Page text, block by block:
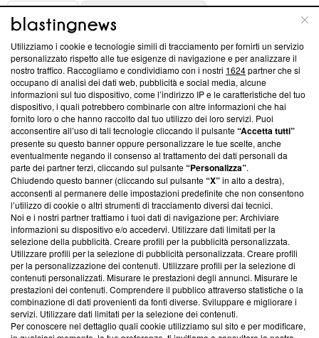
ABOUT
Questa sezione offre informazioni trasparenti su Blasting
News, sui nostri processi editoriali e su come ci impegniamo a
creare news di qualità. Inoltre, afferma la nostra aderenza a
‘Trust Project - News with Integrity’Blasting News non è
ancora membro del programma, ma ha richiesto di farne
parte; Trust Project non ha ancora effettuato una verifica di
conformità agli standard.
Su di noi
Team editoriale
Corporate
Redazione
Informativa Privacy
Cookie Policy
Blasting SA, IDI CHE-247.845.224, Via Carlo Frasca, 3 - 6900
Lugano (Svizzera) Tel:+39 0690258937
Utilizziamo i cookie e tecnologie simili di tracciamento per fornirti un servizio
personalizzato rispetto alle tue esigenze di navigazione e per analizzare il
nostro traffico. Raccogliamo e condividiamo con i nostri 1624partner che si
occupano di analisi dei dati web, pubblicità e social media, alcune
informazioni sul tuo dispositivo, come l’indirizzo IP e le caratteristiche del tuo
dispositivo, i quali potrebbero combinarle con altre informazioni che hai
fornito loro o che hanno raccolto dal tuo utilizzo dei loro servizi. Puoi
acconsentire all’uso di tali tecnologie cliccando il pulsante“Accetta tutti”
presente su questo banner oppure personalizzare le tue scelte, anche
eventualmente negando il consenso al trattamento dei dati personali da
parte dei partner terzi, cliccando sul pulsante“Personalizza”.
Chiudendo questo banner (cliccando sul pulsante“X”in alto a destra),
acconsenti al permanere delle impostazioni predefinite che non consentono
l’utilizzo di cookie o altri strumenti di tracciamento diversi dai tecnici.
Noi e i nostri partner trattiamo i tuoi dati di navigazione per: Archiviare
informazioni su dispositivo e/o accedervi. Utilizzare dati limitati per la
selezione della pubblicità. Creare profili per la pubblicità personalizzata.
Utilizzare profili per la selezione di pubblicità personalizzata. Creare profili
per la personalizzazione dei contenuti. Utilizzare profili per la selezione di
contenuti personalizzati. Misurare le prestazioni degli annunci. Misurare le
prestazioni dei contenuti. Comprendere il pubblico attraverso statistiche o la
combinazione di dati provenienti da fonti diverse. Sviluppare e migliorare i
servizi. Utilizzare dati limitati per la selezione dei contenuti.
Per conoscere nel dettaglio quali cookie utilizziamo sul sito e per modificare,